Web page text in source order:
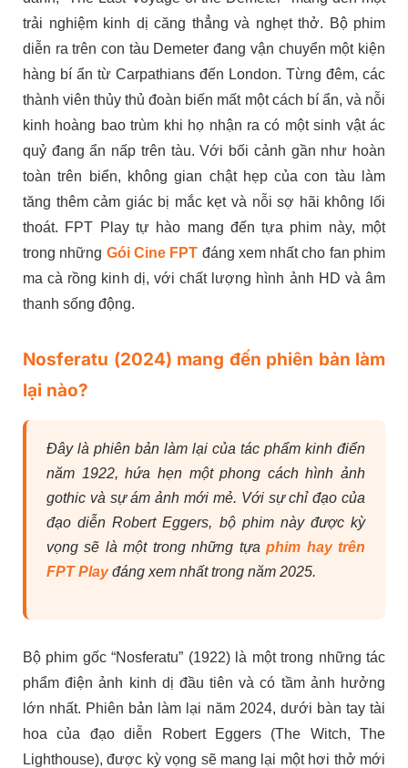
trải nghiệm kinh dị căng thẳng và nghẹt thở. Bộ phim
diễn ra trên con tàu Demeter đang vận chuyển một kiện
hàng bí ẩn từ Carpathians đến London. Từng đêm, các
thành viên thủy thủ đoàn biến mất một cách bí ẩn, và nỗi
kinh hoàng bao trùm khi họ nhận ra có một sinh vật ác
quỷ đang ẩn nấp trên tàu. Với bối cảnh gần như hoàn
toàn trên biển, không gian chật hẹp của con tàu làm
tăng thêm cảm giác bị mắc kẹt và nỗi sợ hãi không lối
thoát. FPT Play tự hào mang đến tựa phim này, một
trong những Gói Cine FPT đáng xem nhất cho fan phim
ma cà rồng kinh dị, với chất lượng hình ảnh HD và âm
thanh sống động.
Nosferatu (2024) mang đến phiên bản làm
lại nào?
Đây là phiên bản làm lại của tác phẩm kinh điển
năm 1922, hứa hẹn một phong cách hình ảnh
gothic và sự ám ảnh mới mẻ. Với sự chỉ đạo của
đạo diễn Robert Eggers, bộ phim này được kỳ
vọng sẽ là một trong những tựaphim hay trên
FPT Playđáng xem nhất trong năm 2025.
Bộ phim gốc “Nosferatu” (1922) là một trong những tác
phẩm điện ảnh kinh dị đầu tiên và có tầm ảnh hưởng
lớn nhất. Phiên bản làm lại năm 2024, dưới bàn tay tài
hoa của đạo diễn Robert Eggers (The Witch, The
Lighthouse), được kỳ vọng sẽ mang lại một hơi thở mới